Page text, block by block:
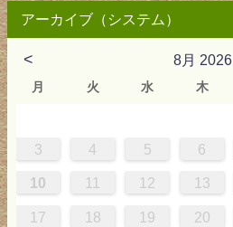
アーカイブ（システム）
< 8月 2026
月 火 水 木
3 4 5 6
10 11 12 13
17 18 19 20